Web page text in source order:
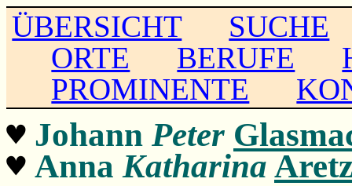
ÜBERSICHT
SUCHE
ORTE
BERUFE
PROMINENTE
♥ Johann Peter
♥ Anna Katharina